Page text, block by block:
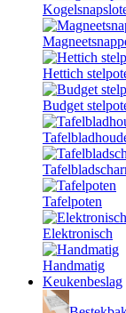
Hettich
Budget
Tafelpoten
Elektronisch
Handmatig
Keukenbeslag